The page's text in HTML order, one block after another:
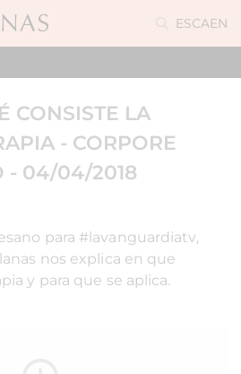
ESCAEN
CONSISTE LA
- CORPORE
- 04/04/2018
para #lavanguardiatv,
nos explica en que
y para que se aplica.